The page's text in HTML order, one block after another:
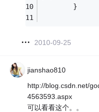
        }
2010-09-25
jianshao810
http://blog.csdn.net/
4563593.aspx
可以看看这个。。